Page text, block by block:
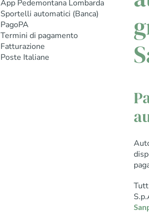
App Pedemontana Lombarda
Sportelli automatici (Banca)
PagoPA
Termini di pagamento
Fatturazione
Poste Italiane